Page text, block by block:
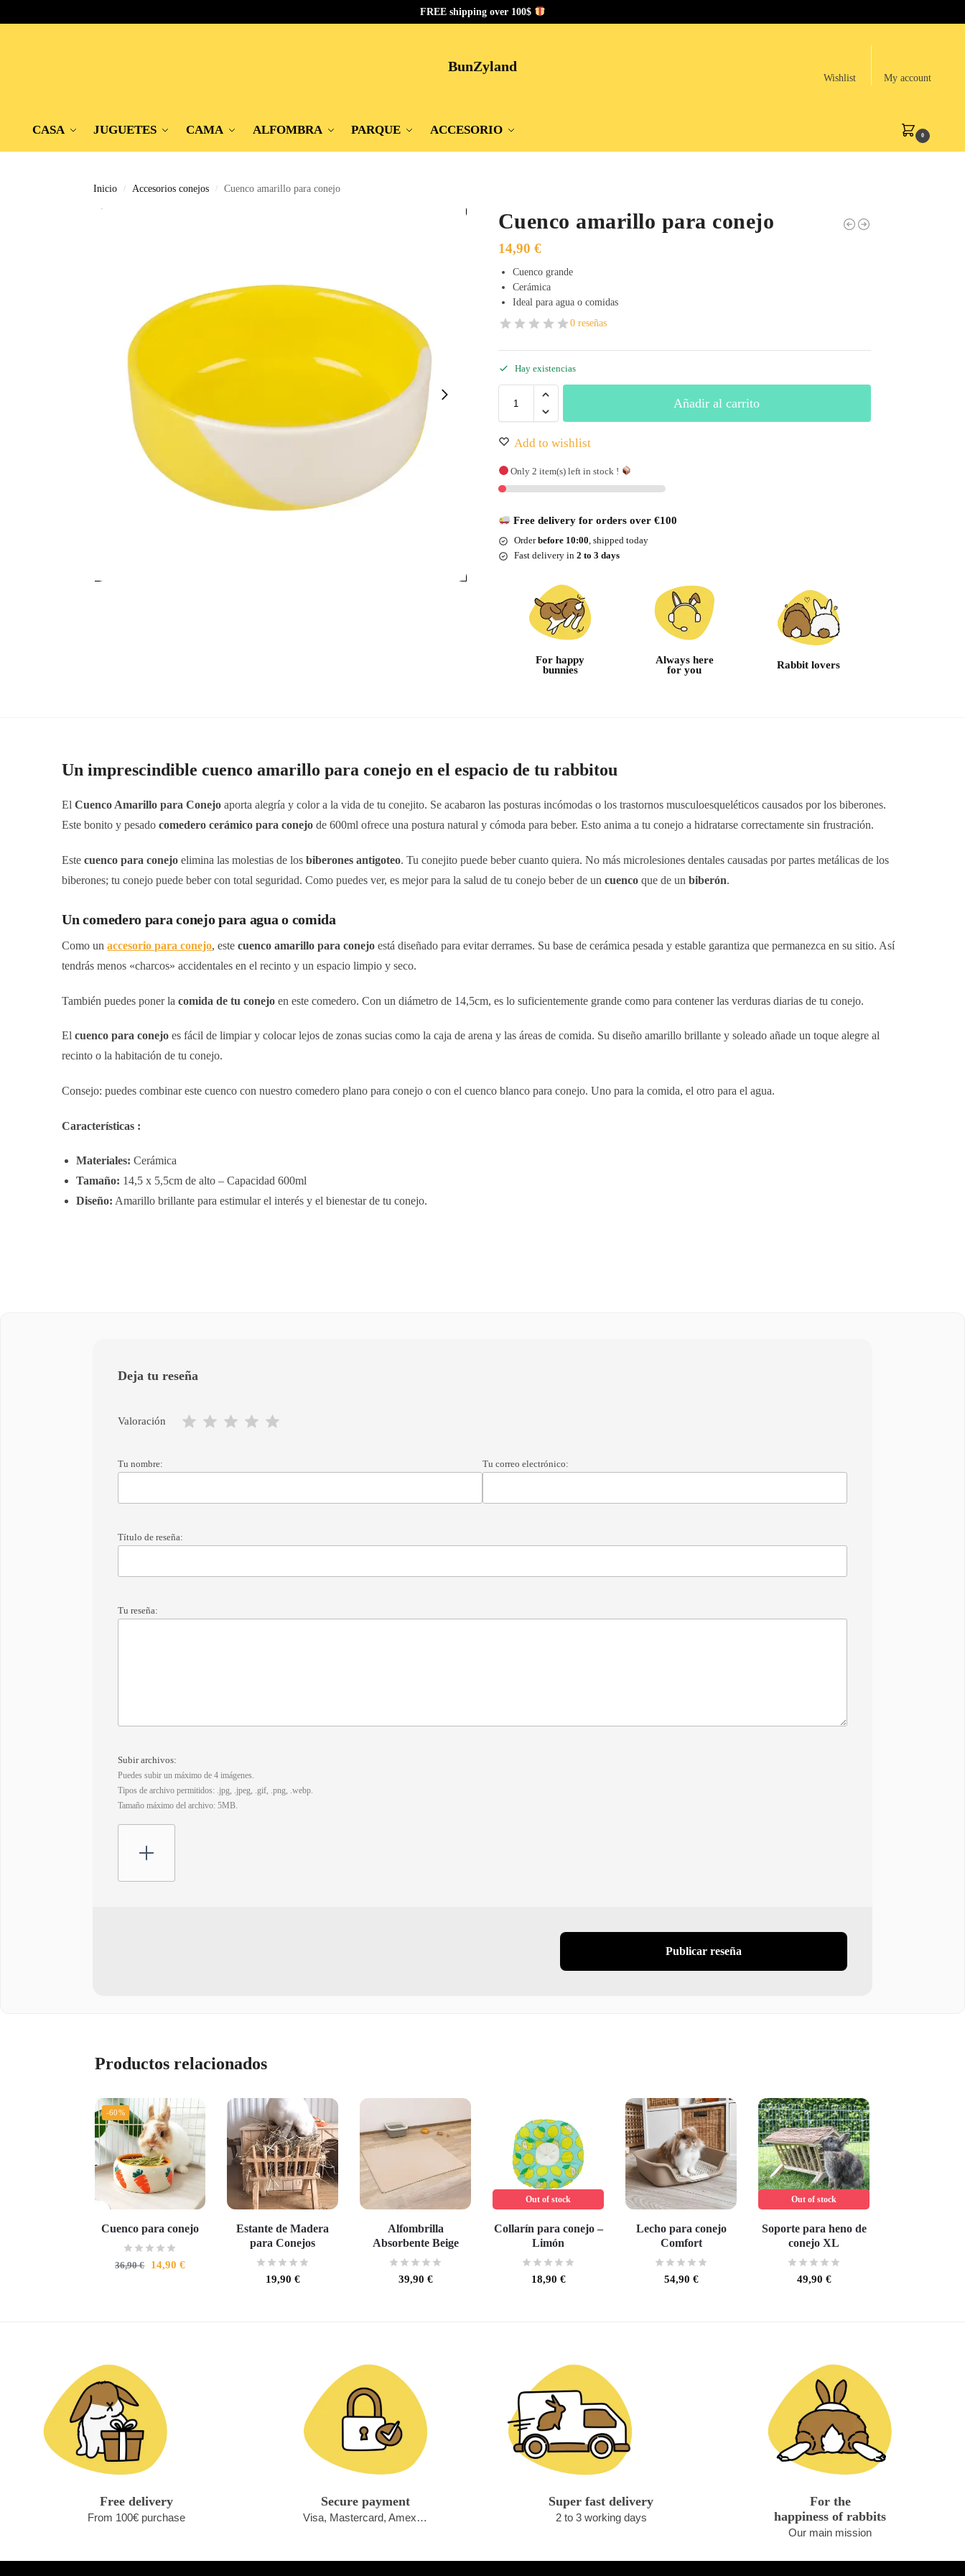
FREE shipping over 100$
BunZyland
Wishlist My account
CASA JUGUETES CAMA ALFOMBRA PARQUE ACCESORIO 0
Inicio / Accesorios conejos / Cuenco amarillo para conejo
Cuenco amarillo para conejo
14,90 €
Cuenco grande
Cerámica
Ideal para agua o comidas
0 reseñas
Hay existencias
Añadir al carrito
Add to wishlist
Only 2 item(s) left in stock !
Free delivery for orders over €100
Orderbefore 10:00, shipped today
Fast delivery in 2 to 3 days
For happy
bunnies
Always here
for you
Rabbit lovers
Un imprescindible cuenco amarillo para conejo en el espacio de tu rabbitou
ElCuenco Amarillo para Conejo aporta alegría y color a la vida de tu conejito. Se acabaron las posturas incómodas o los trastornos musculoesqueléticos causados por los biberones.
Este bonito y pesadocomedero cerámico para conejo de 600ml ofrece una postura natural y cómoda para beber. Esto anima a tu conejo a hidratarse correctamente sin frustración.
Estecuenco para conejo elimina las molestias de losbiberones antigoteo. Tu conejito puede beber cuanto quiera. No más microlesiones dentales causadas por partes metálicas de los
biberones; tu conejo puede beber con total seguridad. Como puedes ver, es mejor para la salud de tu conejo beber de uncuenco que de unbiberón.
Un comedero para conejo para agua o comida
Como unaccesorio para conejo, estecuenco amarillo para conejo está diseñado para evitar derrames. Su base de cerámica pesada y estable garantiza que permanezca en su sitio. Así
tendrás menos «charcos» accidentales en el recinto y un espacio limpio y seco.
También puedes poner lacomida de tu conejo en este comedero. Con un diámetro de 14,5cm, es lo suficientemente grande como para contener las verduras diarias de tu conejo.
Elcuenco para conejo es fácil de limpiar y colocar lejos de zonas sucias como la caja de arena y las áreas de comida. Su diseño amarillo brillante y soleado añade un toque alegre al
recinto o la habitación de tu conejo.
Consejo: puedes combinar este cuenco con nuestro comedero plano para conejo o con el cuenco blanco para conejo. Uno para la comida, el otro para el agua.
Características :
Materiales: Cerámica
Tamaño: 14,5 x 5,5cm de alto – Capacidad 600ml
Diseño: Amarillo brillante para estimular el interés y el bienestar de tu conejo.
Deja tu reseña
Valoración
Tu nombre: Tu correo electrónico:
Título de reseña:
Tu reseña:
Subir archivos:
Puedes subir un máximo de 4 imágenes.
Tipos de archivo permitidos: .jpg, .jpeg, .gif, .png, .webp.
Tamaño máximo del archivo: 5MB.
Publicar reseña
Productos relacionados
-60%
Cuenco para conejo
36,90€ 14,90 €
Estante de Madera
para Conejos
19,90 €
Alfombrilla
Absorbente Beige
39,90 €
Out of stock
Collarín para conejo –
Limón
18,90 €
Lecho para conejo
Comfort
54,90 €
Out of stock
Soporte para heno de
conejo XL
49,90 €
Free delivery
From 100€ purchase
Secure payment
Visa, Mastercard, Amex…
Super fast delivery
2 to 3 working days
For the
happiness of rabbits
Our main mission